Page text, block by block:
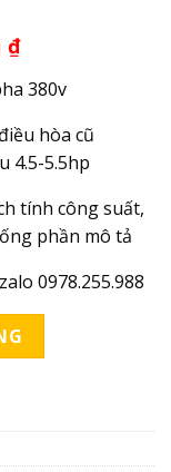
₫
380v
hòa cũ
4.5-5.5hp
tính công suất,
phần mô tả
0978.255.988